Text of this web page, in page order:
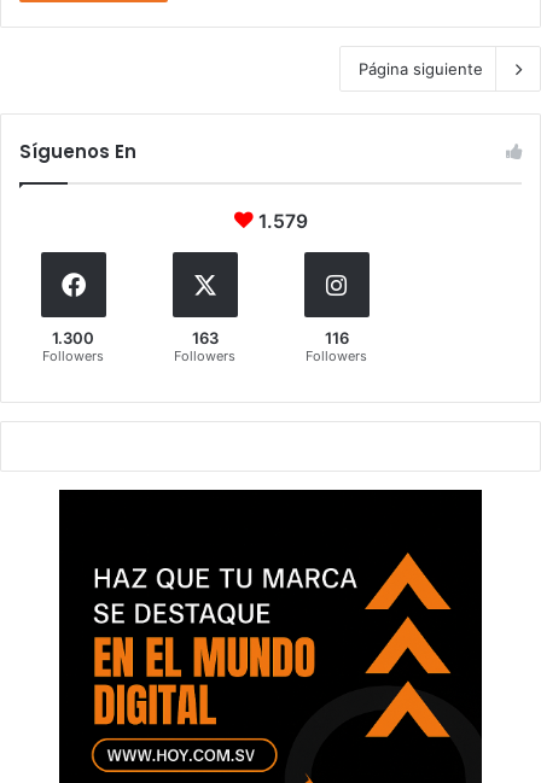
Página siguiente
Síguenos En
1.579
1.300
Followers
163
Followers
116
Followers